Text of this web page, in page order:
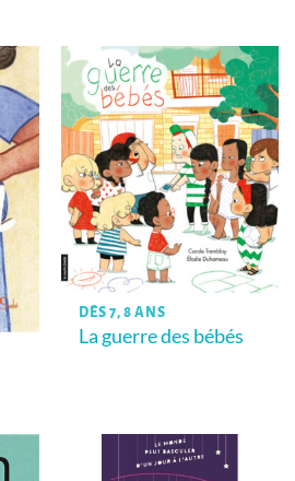
DÈS 7, 8 ANS
La guerre des bébés